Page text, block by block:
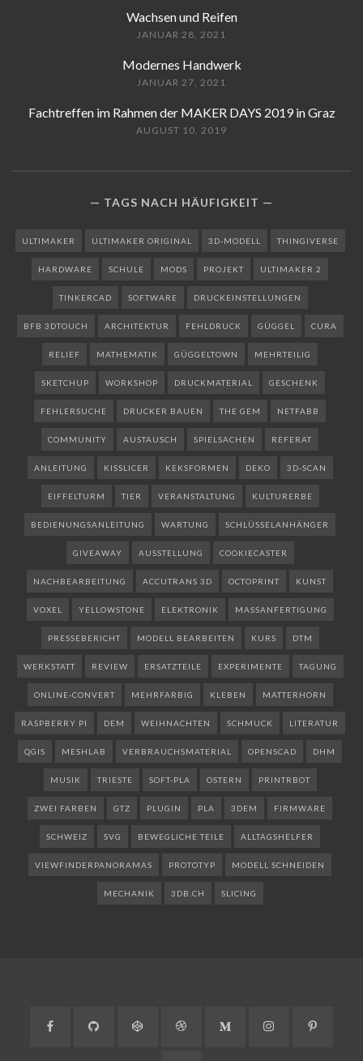
Wachsen und Reifen
JANUAR 28, 2021
Modernes Handwerk
JANUAR 27, 2021
Fachtreffen im Rahmen der MAKER DAYS 2019 in Graz
AUGUST 10, 2019
TAGS NACH HÄUFIGKEIT
ULTIMAKER ULTIMAKER ORIGINAL 3D-MODELL THINGIVERSE
HARDWARE SCHULE MODS PROJEKT ULTIMAKER 2
TINKERCAD SOFTWARE DRUCKEINSTELLUNGEN
BFB 3DTOUCH ARCHITEKTUR FEHLDRUCK GÜGGEL CURA
RELIEF MATHEMATIK GÜGGELTOWN MEHRTEILIG
SKETCHUP WORKSHOP DRUCKMATERIAL GESCHENK
FEHLERSUCHE DRUCKER BAUEN THE GEM NETFABB
COMMUNITY AUSTAUSCH SPIELSACHEN REFERAT
ANLEITUNG KISSLICER KEKSFORMEN DEKO 3D-SCAN
EIFFELTURM TIER VERANSTALTUNG KULTURERBE
BEDIENUNGSANLEITUNG WARTUNG SCHLÜSSELANHÄNGER
GIVEAWAY AUSSTELLUNG COOKIECASTER
NACHBEARBEITUNG ACCUTRANS 3D OCTOPRINT KUNST
VOXEL YELLOWSTONE ELEKTRONIK MASSANFERTIGUNG
PRESSEBERICHT MODELL BEARBEITEN KURS DTM
WERKSTATT REVIEW ERSATZTEILE EXPERIMENTE TAGUNG
ONLINE-CONVERT MEHRFARBIG KLEBEN MATTERHORN
RASPBERRY PI DEM WEIHNACHTEN SCHMUCK LITERATUR
QGIS MESHLAB VERBRAUCHSMATERIAL OPENSCAD DHM
MUSIK TRIESTE SOFT-PLA OSTERN PRINTRBOT
ZWEI FARBEN GTZ PLUGIN PLA 3DEM FIRMWARE
SCHWEIZ SVG BEWEGLICHE TEILE ALLTAGSHELFER
VIEWFINDERPANORAMAS PROTOTYP MODELL SCHNEIDEN
MECHANIK 3DB.CH SLICING
Facebook GitHub CodePen DribbbleMedium Instagram